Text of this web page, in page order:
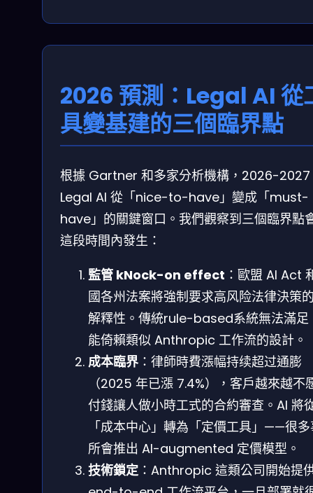
2026 預測：Legal AI 從
具變基建的三個臨界點
根據 Gartner 和多家分析機構，2026-2027
Legal AI 從「nice-to-have」變成「must-
have」的關鍵窗口。我們觀察到三個臨界點
這段時間內發生：
監管 kNock-on effect ：歐盟 AI Act
國各州法案將強制要求高风险法律決策
解釋性。傳統rule-based系統無法滿足
能倚賴類似 Anthropic 工作流的設計。
成本臨界 ：律師時費漲幅持续超过通膨
（2025 年已漲 7.4%），客戶越來越不
付錢讓人做小時工式的合約審查。AI 將
「成本中心」轉為「定價工具」——很
所會推出 AI-augmented 定價模型。
技術鎖定：Anthropic 這類公司開始提